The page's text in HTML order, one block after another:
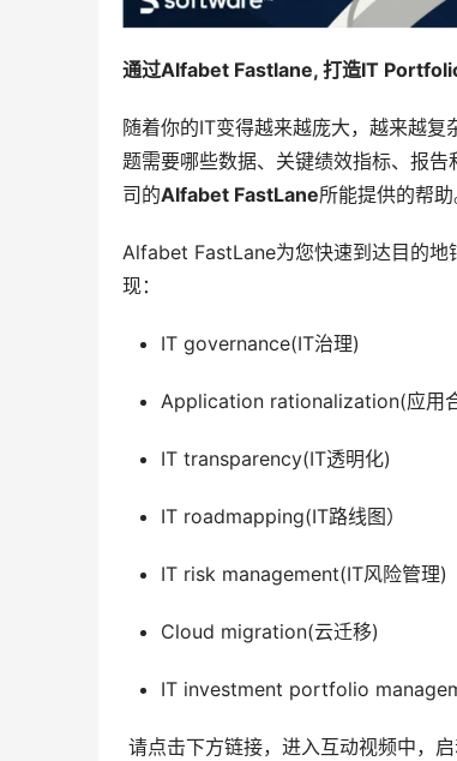
通过Alfabet Fastlane, 打造IT
随着你的IT变得越来越庞大，越来越复
题需要哪些数据、关键绩效指标、报
司的Alfabet FastLane所能提供的帮助
Alfabet FastLane为您快速到达目的地
现：
IT governance(IT治理)
Application rationalization(应用
IT transparency(IT透明化)
IT roadmapping(IT路线图）
IT risk management(IT风险管理)
Cloud migration(云迁移)
IT investment portfolio
请点击下方链接，进入互动视频中，